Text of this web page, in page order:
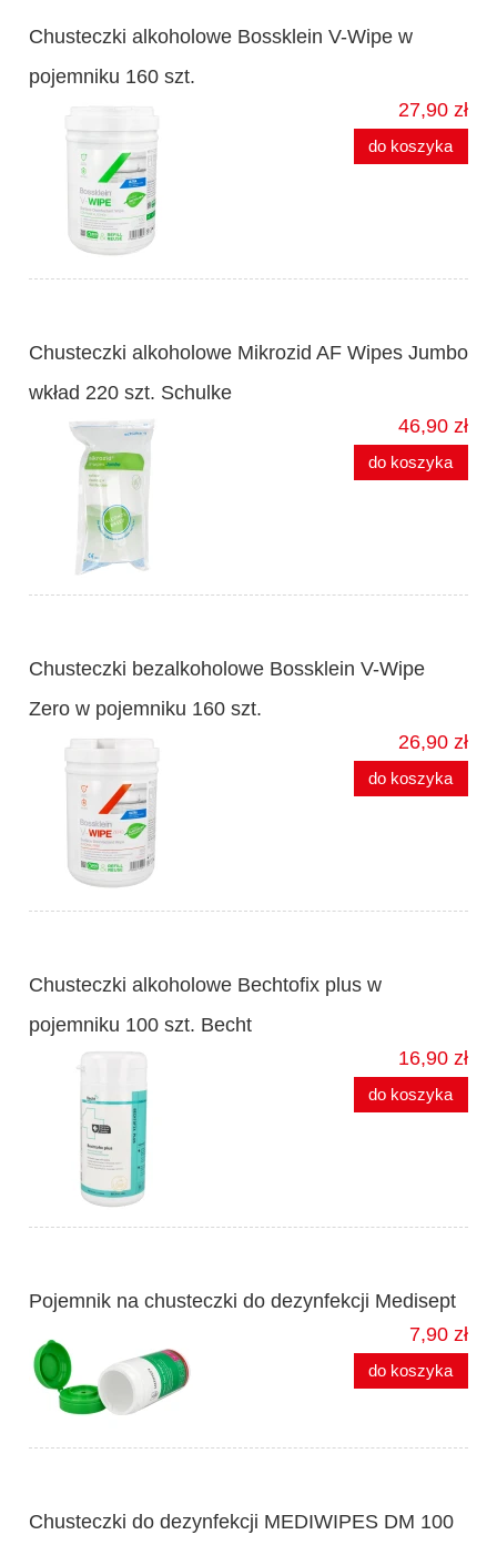
Chusteczki alkoholowe Bossklein V-Wipe w
pojemniku 160 szt.
27,90 zł
do koszyka
Chusteczki alkoholowe Mikrozid AF Wipes Jumbo
wkład 220 szt. Schulke
46,90 zł
do koszyka
Chusteczki bezalkoholowe Bossklein V-Wipe
Zero w pojemniku 160 szt.
26,90 zł
do koszyka
Chusteczki alkoholowe Bechtofix plus w
pojemniku 100 szt. Becht
16,90 zł
do koszyka
Pojemnik na chusteczki do dezynfekcji Medisept
7,90 zł
do koszyka
Chusteczki do dezynfekcji MEDIWIPES DM 100